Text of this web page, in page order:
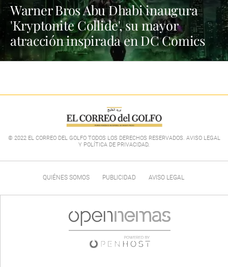
Warner Bros Abu Dhabi inaugura
'Kryptonite Collide', su mayor
atracción inspirada en DC Comics
© 2022 EL CORREO DEL GOLFO TODOS LOS DERECHOS RESERVADOS. AVISO LEGAL
Y POLÍTICA DE PRIVACIDAD.
QUIÉNES SOMOS PUBLICIDAD AVISO LEGAL